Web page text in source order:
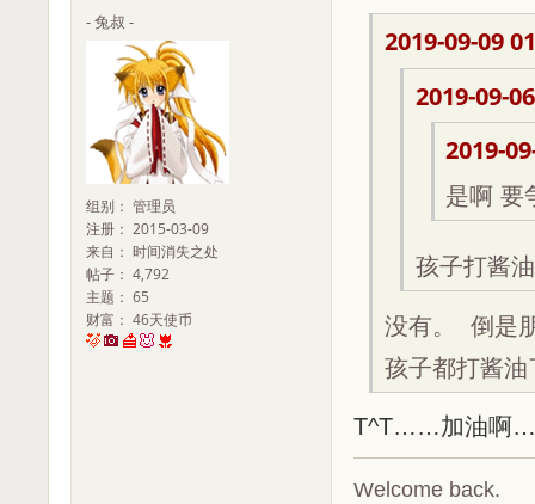
- 兔叔 -
组别： 管理员
注册： 2015-03-09
来自： 时间消失之处
帖子： 4,792
主题： 65
财富： 46天使币
2019-09-09
2019-09-
2019-
是啊 要
孩子打酱
没有。 倒是
孩子都打酱油
T^T……加油啊
Welcome back.